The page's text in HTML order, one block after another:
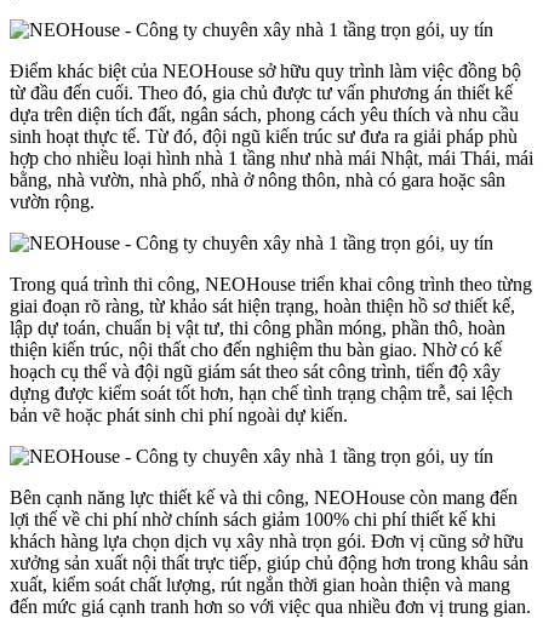
Điểm khác biệt của NEOHouse sở hữu quy trình làm việc đồng bộ
từ đầu đến cuối. Theo đó, gia chủ được tư vấn phương án thiết kế
dựa trên diện tích đất, ngân sách, phong cách yêu thích và nhu cầu
sinh hoạt thực tế. Từ đó, đội ngũ kiến trúc sư đưa ra giải pháp phù
hợp cho nhiều loại hình nhà 1 tầng như nhà mái Nhật, mái Thái, mái
bằng, nhà vườn, nhà phố, nhà ở nông thôn, nhà có gara hoặc sân
vườn rộng.
Trong quá trình thi công, NEOHouse triển khai công trình theo từng
giai đoạn rõ ràng, từ khảo sát hiện trạng, hoàn thiện hồ sơ thiết kế,
lập dự toán, chuẩn bị vật tư, thi công phần móng, phần thô, hoàn
thiện kiến trúc, nội thất cho đến nghiệm thu bàn giao. Nhờ có kế
hoạch cụ thể và đội ngũ giám sát theo sát công trình, tiến độ xây
dựng được kiểm soát tốt hơn, hạn chế tình trạng chậm trễ, sai lệch
bản vẽ hoặc phát sinh chi phí ngoài dự kiến.
Bên cạnh năng lực thiết kế và thi công, NEOHouse còn mang đến
lợi thế về chi phí nhờ chính sách giảm 100% chi phí thiết kế khi
khách hàng lựa chọn dịch vụ xây nhà trọn gói. Đơn vị cũng sở hữu
xưởng sản xuất nội thất trực tiếp, giúp chủ động hơn trong khâu sản
xuất, kiểm soát chất lượng, rút ngắn thời gian hoàn thiện và mang
đến mức giá cạnh tranh hơn so với việc qua nhiều đơn vị trung gian.